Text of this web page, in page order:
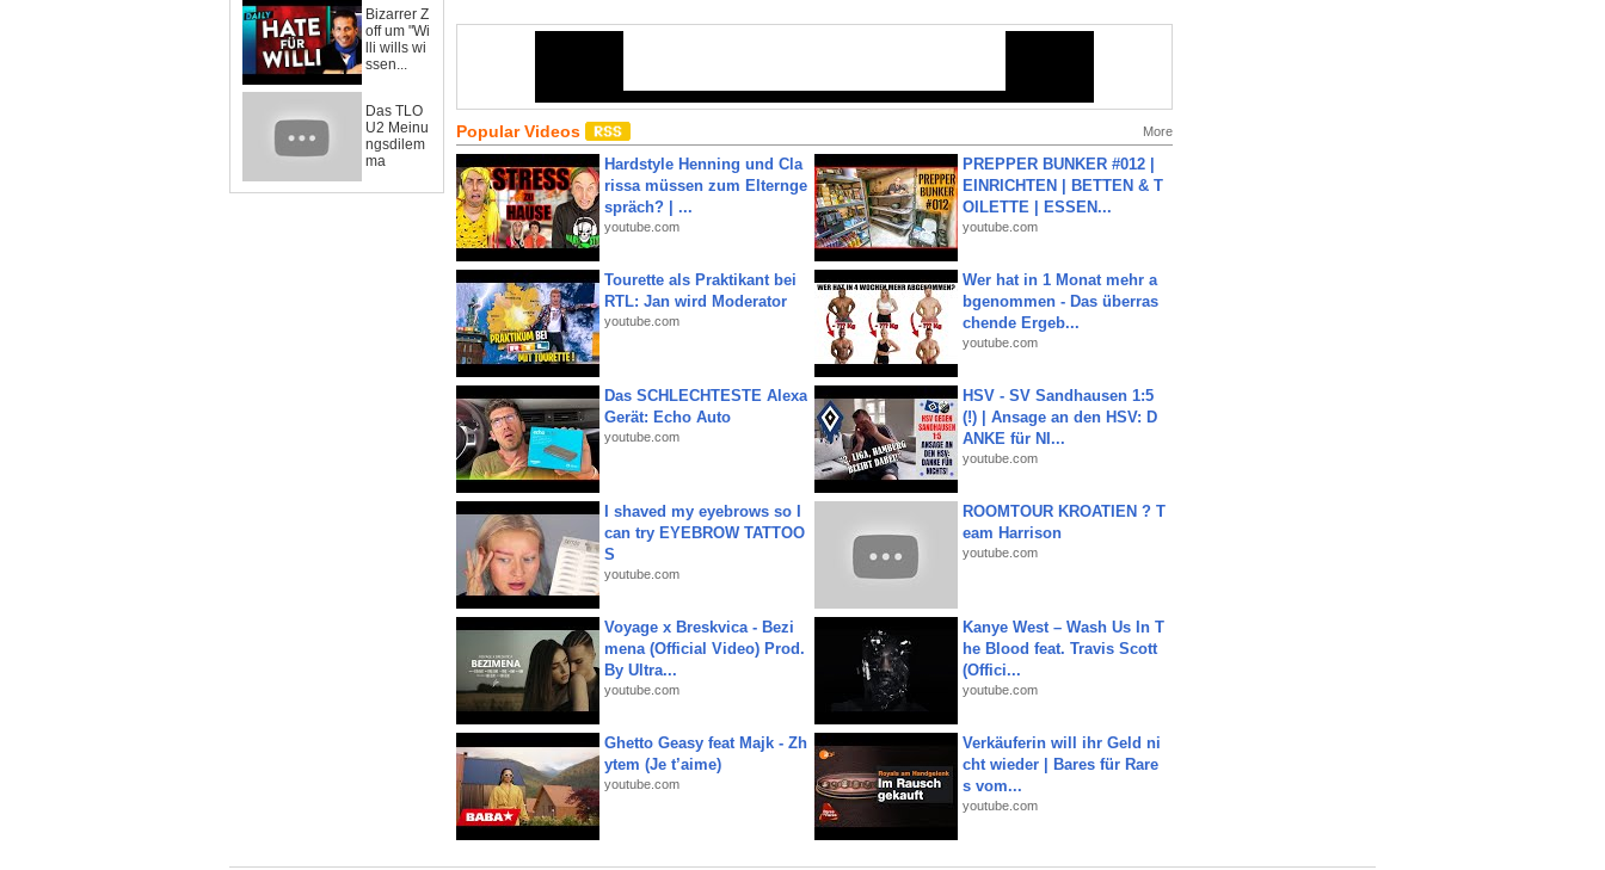
Bizarrer Z
off um "Wi
lli wills wi
ssen...
Das TLO
U2 Meinu
ngsdilem
ma
Popular Videos More
Hardstyle Henning und Cla
rissa müssen zum Elternge
spräch? | ...
youtube.com
PREPPER BUNKER #012 |
EINRICHTEN | BETTEN & T
OILETTE | ESSEN...
youtube.com
Tourette als Praktikant bei
RTL: Jan wird Moderator
youtube.com
Wer hat in 1 Monat mehr a
bgenommen - Das überras
chende Ergeb...
youtube.com
Das SCHLECHTESTE Alexa
Gerät: Echo Auto
youtube.com
HSV - SV Sandhausen 1:5
(!) | Ansage an den HSV: D
ANKE für NI...
youtube.com
I shaved my eyebrows so I
can try EYEBROW TATTOO
S
youtube.com
ROOMTOUR KROATIEN ? T
eam Harrison
youtube.com
Voyage x Breskvica - Bezi
mena (Official Video) Prod.
By Ultra...
youtube.com
Kanye West – Wash Us In T
he Blood feat. Travis Scott
(Offici...
youtube.com
Ghetto Geasy feat Majk - Zh
ytem (Je t’aime)
youtube.com
Verkäuferin will ihr Geld ni
cht wieder | Bares für Rare
s vom...
youtube.com